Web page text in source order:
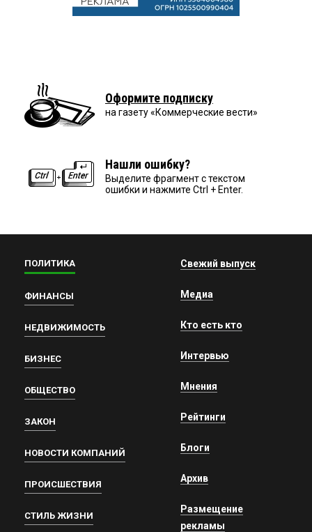
Оформите подписку
на газету «Коммерческие вести»
Нашли ошибку?
Выделите фрагмент с текстом
ошибки и нажмите Ctrl + Enter.
ПОЛИТИКА
ФИНАНСЫ
НЕДВИЖИМОСТЬ
БИЗНЕС
ОБЩЕСТВО
ЗАКОН
НОВОСТИ КОМПАНИЙ
ПРОИСШЕСТВИЯ
СТИЛЬ ЖИЗНИ
Свежий выпуск
Медиа
Кто есть кто
Интервью
Мнения
Рейтинги
Блоги
Архив
Размещение
рекламы